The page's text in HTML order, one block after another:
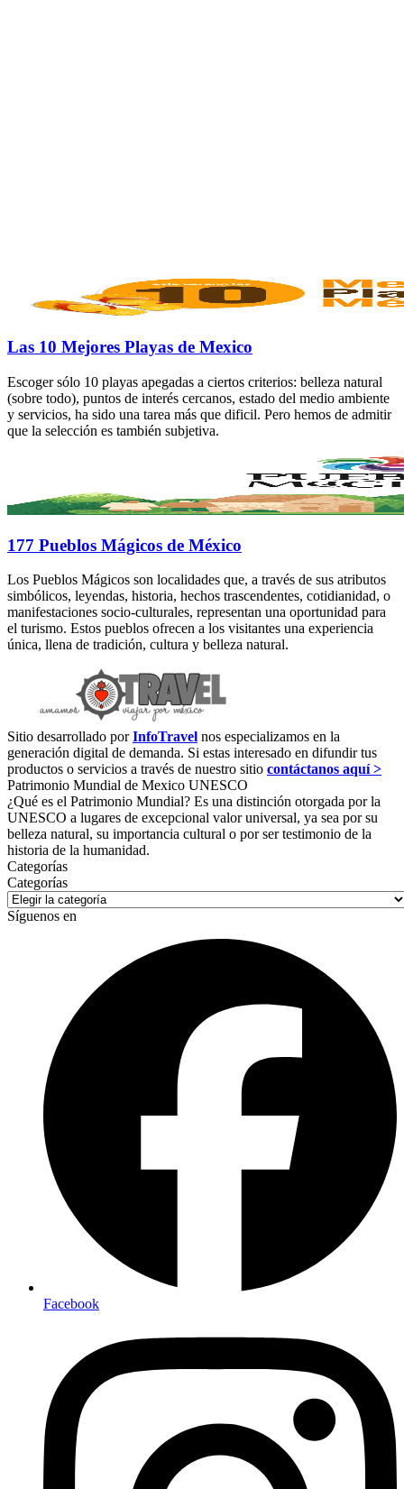
Las 10 Mejores Playas de Mexico
Escoger sólo 10 playas apegadas a ciertos criterios: belleza natural
(sobre todo), puntos de interés cercanos, estado del medio ambiente
y servicios, ha sido una tarea más que dificil. Pero hemos de admitir
que la selección es también subjetiva.
177 Pueblos Mágicos de México
Los Pueblos Mágicos son localidades que, a través de sus atributos
simbólicos, leyendas, historia, hechos trascendentes, cotidianidad, o
manifestaciones socio-culturales, representan una oportunidad para
el turismo. Estos pueblos ofrecen a los visitantes una experiencia
única, llena de tradición, cultura y belleza natural.
Sitio desarrollado porInfoTravel nos especializamos en la
generación digital de demanda. Si estas interesado en difundir tus
productos o servicios a través de nuestro sitio contáctanos aquí >
Patrimonio Mundial de Mexico UNESCO
¿Qué es el Patrimonio Mundial? Es una distinción otorgada por la
UNESCO a lugares de excepcional valor universal, ya sea por su
belleza natural, su importancia cultural o por ser testimonio de la
historia de la humanidad.
Categorías
Categorías
Síguenos en
Facebook